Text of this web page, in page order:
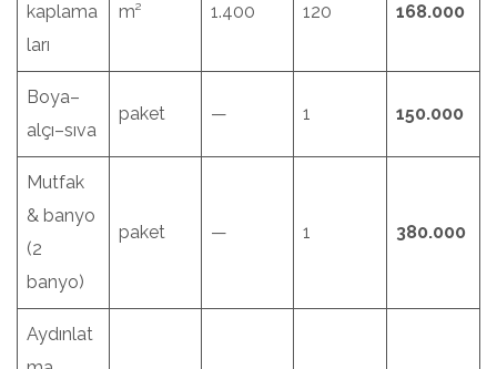
kaplama
ları
m² 1.400 120 168.000
Boya–
alçı–sıva
paket — 1 150.000
Mutfak
& banyo
(2
banyo)
paket — 1 380.000
Aydınlat